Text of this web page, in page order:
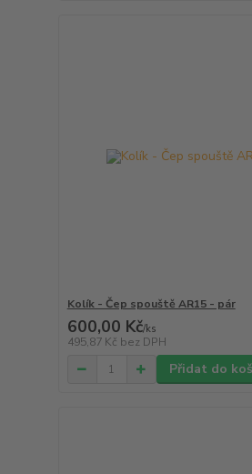
Kolík - Čep spouště AR15 - pár
600,00 Kč/ks
495,87 Kč bez DPH
Přidat do